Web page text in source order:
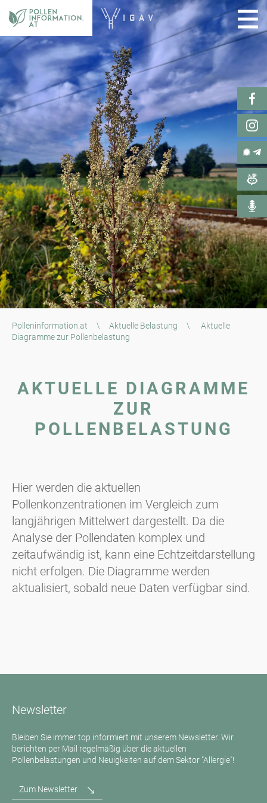
Polleninformation.at \ Aktuelle Belastung \
Aktuelle
Diagramme zur Pollenbelastung
AKTUELLE DIAGRAMME
ZUR
POLLENBELASTUNG
Hier werden die aktuellen
Pollenkonzentrationen im Vergleich zum
langjährigen Mittelwert dargestellt. Da die
Analyse der Pollendaten komplex und
zeitaufwändig ist, kann eine Echtzeitdarstellung
nicht erfolgen. Die Diagramme werden
aktualisiert, sobald neue Daten verfügbar sind.
Newsletter
Bleiben Sie immer top informiert mit unserem Newsletter. Wir
berichten per Mail regelmäßig über die aktuellen
Pollenbelastungen und Neuigkeiten auf dem Sektor "Allergie"!
Zum Newsletter